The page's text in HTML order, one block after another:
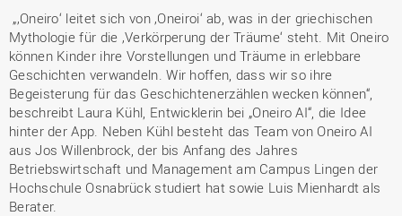
„‚Oneiro‘ leitet sich von ‚Oneiroi‘ ab, was in der griechischen
Mythologie für die ‚Verkörperung der Träume‘ steht. Mit Oneiro
können Kinder ihre Vorstellungen und Träume in erlebbare
Geschichten verwandeln. Wir hoffen, dass wir so ihre
Begeisterung für das Geschichtenerzählen wecken können“,
beschreibt Laura Kühl, Entwicklerin bei „Oneiro AI“, die Idee
hinter der App. Neben Kühl besteht das Team von Oneiro AI
aus Jos Willenbrock, der bis Anfang des Jahres
Betriebswirtschaft und Management am Campus Lingen der
Hochschule Osnabrück studiert hat sowie Luis Mienhardt als
Berater.